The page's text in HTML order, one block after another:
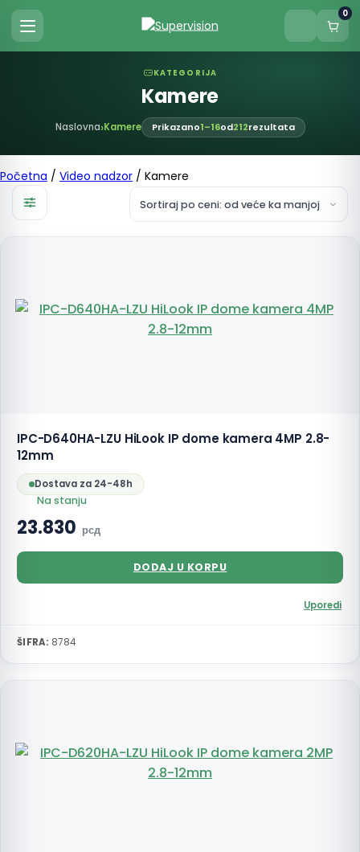
0
KATEGORIJA
Kamere
Naslovna Kamere Prikazano1–16od212rezultata
Početna / Video nadzor / Kamere
IPC-D640HA-LZU HiLook IP dome kamera 4MP 2.8-
12mm
Dostava za 24-48h
Na stanju
23.830 рсд
DODAJ U KORPU
Uporedi
ŠIFRA: 8784